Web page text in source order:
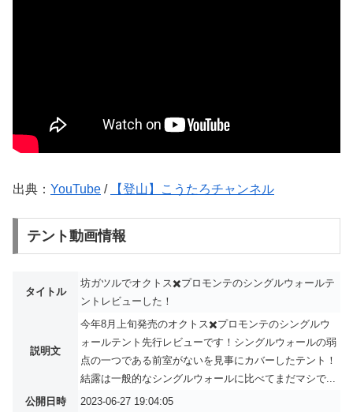
出典： YouTube / 【登山】こうたろチャンネル
テント動画情報
タイトル
坊ガツルでオクトス✖️プロモンテのシングルウォールテ
ントレビューした！
説明文
今年8月上旬発売のオクトス✖️プロモンテのシングルウ
ォールテント先行レビューです！シングルウォールの弱
点の一つである前室がないを見事にカバーしたテント！
結露は一般的なシングルウォールに比べてまだマシで...
公開日時
2023-06-27 19:04:05